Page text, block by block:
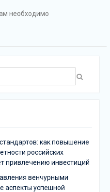
необходимо
как повышение
российских
привлечению инвестиций
венчурными
аспекты успешной